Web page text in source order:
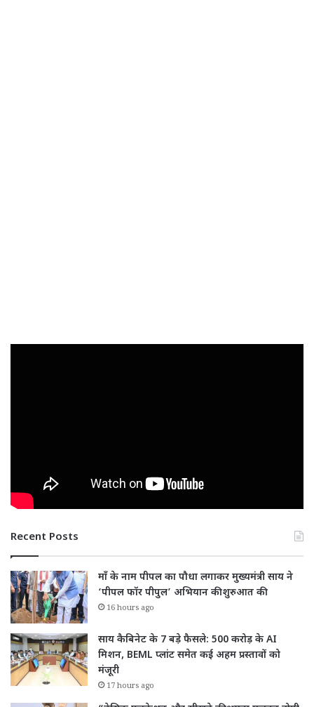
Recent Posts
माँ के नाम पीपल का पौधा लगाकर मुख्यमंत्री साय ने
‘पीपल फॉर पीपुल’ अभियान की शुरुआत की
16 hours ago
साय कैबिनेट के 7 बड़े फैसले: 500 करोड़ के AI
मिशन, BEML प्लांट समेत कई अहम प्रस्तावों को
मंजूरी
17 hours ago